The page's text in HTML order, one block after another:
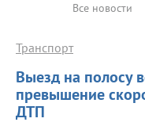
Все новости
Выезд на полосу
превышение
ДТП
Транспорт